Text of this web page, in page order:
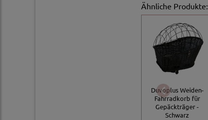
Ähnliche Produkte:
Duvoplus Weiden-
Fahrradkorb für
Gepäckträger -
Schwarz